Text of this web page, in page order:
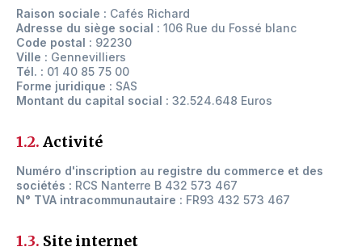
Raison sociale : Cafés Richard
Adresse du siège social : 106 Rue du Fossé blanc
Code postal : 92230
Ville : Gennevilliers
Tél. : 01 40 85 75 00
Forme juridique : SAS
Montant du capital social : 32.524.648 Euros
1.2. Activité
Numéro d'inscription au registre du commerce et des
sociétés : RCS Nanterre B 432 573 467
N° TVA intracommunautaire : FR93 432 573 467
1.3. Site internet